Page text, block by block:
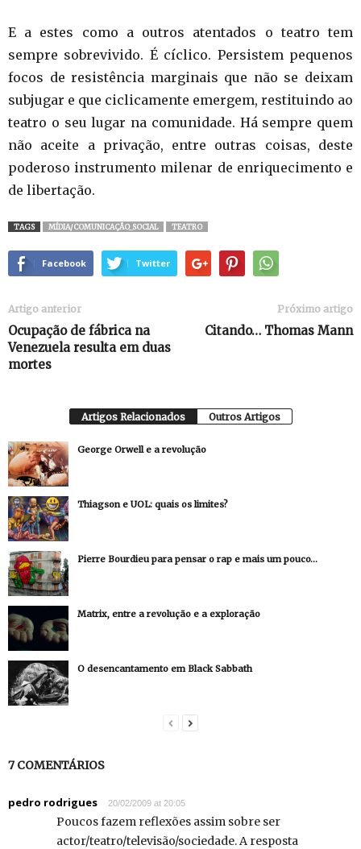
E a estes como a outros atentados o teatro tem
sempre sobrevivido. É cíclico. Persistem pequenos
focos de resistência marginais que não se deixam
subjugar e que ciclicamente emergem, restituindo ao
teatro o seu lugar na comunidade. Há sempre quem
não aceite a privação, entre outras coisas, deste
poderoso instrumento milenar de enriquecimento e
de libertação.
TAGS MÍDIA/COMUNICAÇÃO_SOCIAL TEATRO
Facebook Twitter
Artigo anterior
Ocupação de fábrica na
Venezuela resulta em duas
mortes
Próximo artigo
Citando… Thomas Mann
Artigos Relacionados Outros Artigos
George Orwell e a revolução
Thiagson e UOL: quais os limites?
Pierre Bourdieu para pensar o rap e mais um pouco…
Matrix, entre a revolução e a exploração
O desencantamento em Black Sabbath
7 COMENTÁRIOS
pedro rodrigues 20/02/2009 at 20:05
Poucos fazem reflexões assim sobre ser
actor/teatro/televisão/sociedade. A resposta